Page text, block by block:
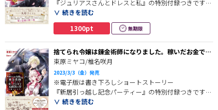
稀代の美少女錬金術師×超絶美形で毒舌な元将軍の、
ツンデレLOVE STORY！
『ジュリアスさんとドレスと私』の特別付録つきです。
ラシード神聖国にて聖戦に巻き込まれ、「死の蛇」と
呼ばれる悪魔・サマエルと対峙したクロエとジュリア
ス。
サマエルは、 “老いも死もない世界”を作るための
叡智を与えると聖王シェシフを唆し、心を操っていた。
ラシードを悪魔から守るため、大切なものをこれ以上
悪魔に奪わせないため、クロエとジュリアスは悪魔との
続きを読む
1300pt
無期限
捨てられ令嬢は錬金術師になりました。稼いだお金で元
敵国の将を購入します。 ２
束原ミヤコ/椎名咲月
2023/3/3（金）発売
※電子版は書き下ろしショートストーリー
『新居引っ越し記念パーティー』の特別付録つきです。
続きを読む